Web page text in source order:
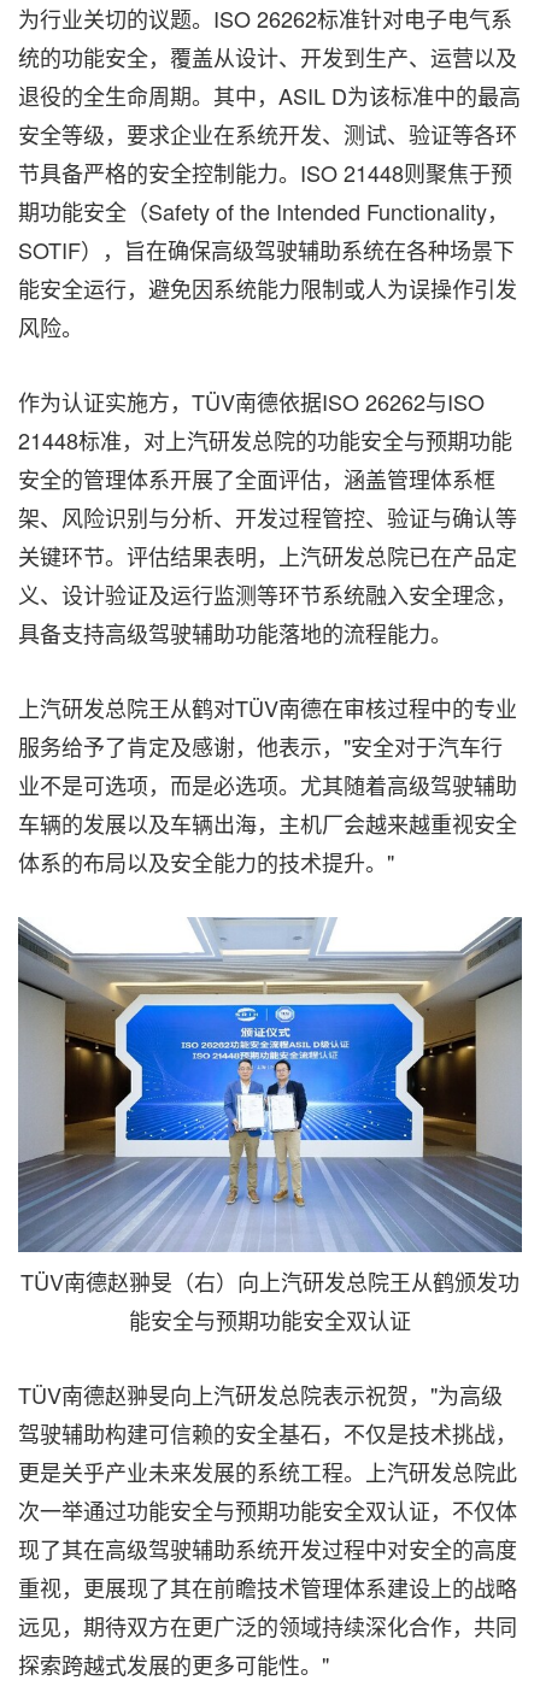
为行业关切的议题。ISO 26262标准针对电子电气系
统的功能安全，覆盖从设计、开发到生产、运营以及
退役的全生命周期。其中，ASIL D为该标准中的最高
安全等级，要求企业在系统开发、测试、验证等各环
节具备严格的安全控制能力。ISO 21448则聚焦于预
期功能安全（Safety of the Intended Functionality，
SOTIF），旨在确保高级驾驶辅助系统在各种场景下
能安全运行，避免因系统能力限制或人为误操作引发
风险。
作为认证实施方，TÜV南德依据ISO 26262与ISO
21448标准，对上汽研发总院的功能安全与预期功能
安全的管理体系开展了全面评估，涵盖管理体系框
架、风险识别与分析、开发过程管控、验证与确认等
关键环节。评估结果表明，上汽研发总院已在产品定
义、设计验证及运行监测等环节系统融入安全理念，
具备支持高级驾驶辅助功能落地的流程能力。
上汽研发总院王从鹤对TÜV南德在审核过程中的专业
服务给予了肯定及感谢，他表示，"安全对于汽车行
业不是可选项，而是必选项。尤其随着高级驾驶辅助
车辆的发展以及车辆出海，主机厂会越来越重视安全
体系的布局以及安全能力的技术提升。"
TÜV南德赵翀旻（右）向上汽研发总院王从鹤颁发功
能安全与预期功能安全双认证
TÜV南德赵翀旻向上汽研发总院表示祝贺，"为高级
驾驶辅助构建可信赖的安全基石，不仅是技术挑战，
更是关乎产业未来发展的系统工程。上汽研发总院此
次一举通过功能安全与预期功能安全双认证，不仅体
现了其在高级驾驶辅助系统开发过程中对安全的高度
重视，更展现了其在前瞻技术管理体系建设上的战略
远见，期待双方在更广泛的领域持续深化合作，共同
探索跨越式发展的更多可能性。"